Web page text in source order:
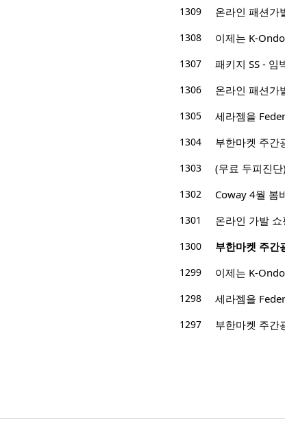
1309
온라인 패션가
1308
이제는 K-
1307
패키지 SS - 임
1306
온라인 패션가
1305
세라젬을
1304
부한마켓 주
1303
(무료 두피진
1302
Coway 4월 봄
1301
온라인 가발
1300
부한마켓 주
1299
이제는 K-
1298
세라젬을
1297
부한마켓 주